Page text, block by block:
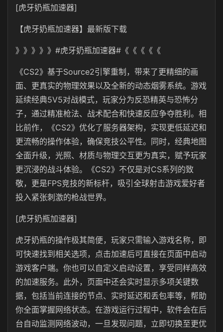
[虎牙奶瓶加速器]
【虎牙奶瓶加速器】最新版下载
》》》》》#虎牙奶瓶加速器#《《《《《
《CS2》基于Source2引擎重制，带来了更精细的画
面、更真实的物理效果以及全新的动态烟雾系统。游戏
延续经典5V5对战模式，玩家分为反恐精英与恐怖分
子，通过精准枪法、战术配合和快速反应争夺胜利。相
比前作，《CS2》优化了服务器架构，实现更低延迟和
更流畅的操作体验，确保竞技公平性。同时，经典地图
全面升级，光照、材质与物理交互更为真实，赋予玩家
更沉浸的战斗体验。《CS2》不仅是对CS系列的致
敬，更是FPS竞技的新标杆，吸引全球射击游戏爱好者
投入紧张刺激的枪战世界。
[虎牙奶瓶加速器]
虎牙奶瓶的操作极其简便，玩家只需输入游戏名称，即
可快速找到相关选项，点击加速后可直接在页面中启动
游戏客户端。你也可以自定义启动设置，享受同样高效
的加速服务。此外，页面中还会实时显示多项关键数
据，包括当前连接的节点、实时延迟和丢包率等，帮助
你全面掌握网络状态。在游戏运行过程中，软件会在后
台自动监测网络波动，一旦发现问题，立即切换至更优